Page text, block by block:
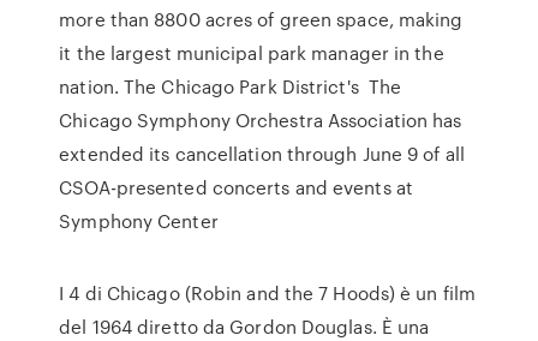
more than 8800 acres of green space, making
it the largest municipal park manager in the
nation. The Chicago Park District's The
Chicago Symphony Orchestra Association has
extended its cancellation through June 9 of all
CSOA-presented concerts and events at
Symphony Center
I 4 di Chicago (Robin and the 7 Hoods) è un film
del 1964 diretto da Gordon Douglas. È una